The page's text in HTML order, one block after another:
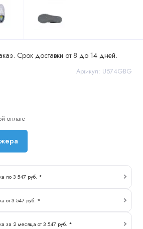
Срок доставки от 8 до 14 дней.
Артикул: U574GBG
оплате
по 3 547 руб. *
от 3 547 руб. *
за 2 месяца от 3 547 руб. *